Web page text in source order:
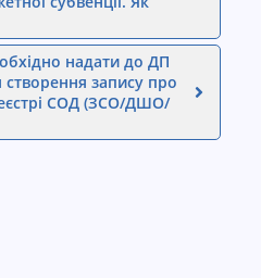
надати до ДП
створення запису про
СОД (ЗСО/ДШО/